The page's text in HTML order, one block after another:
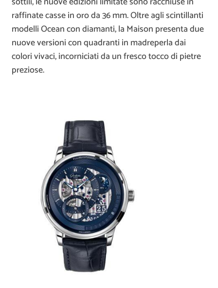
raffinate casse in oro da 36 mm. Oltre agli scintillanti
modelli Ocean con diamanti, la Maison presenta due
nuove versioni con quadranti in madreperla dai
colori vivaci, incorniciati da un fresco tocco di pietre
preziose.